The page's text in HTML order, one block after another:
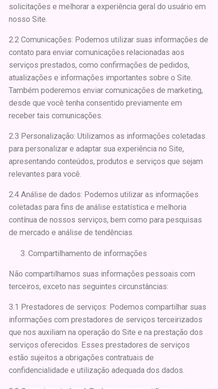
solicitações e melhorar a experiência geral do usuário em
nosso Site.
2.2 Comunicações: Podemos utilizar suas informações de
contato para enviar comunicações relacionadas aos
serviços prestados, como confirmações de pedidos,
atualizações e informações importantes sobre o Site.
Também poderemos enviar comunicações de marketing,
desde que você tenha consentido previamente em
receber tais comunicações.
2.3 Personalização: Utilizamos as informações coletadas
para personalizar e adaptar sua experiência no Site,
apresentando conteúdos, produtos e serviços que sejam
relevantes para você.
2.4 Análise de dados: Podemos utilizar as informações
coletadas para fins de análise estatística e melhoria
contínua de nossos serviços, bem como para pesquisas
de mercado e análise de tendências.
Compartilhamento de informações
Não compartilhamos suas informações pessoais com
terceiros, exceto nas seguintes circunstâncias:
3.1 Prestadores de serviços: Podemos compartilhar suas
informações com prestadores de serviços terceirizados
que nos auxiliam na operação do Site e na prestação dos
serviços oferecidos. Esses prestadores de serviços
estão sujeitos a obrigações contratuais de
confidencialidade e utilização adequada dos dados.